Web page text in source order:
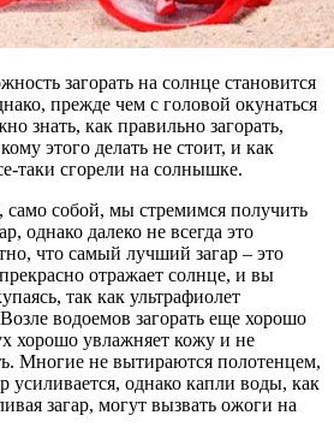
загорать на солнце становится
прежде чем с головой окунаться
знать, как правильно загорать,
этого делать не стоит, и как
таки сгорели на солнышке.
собой, мы стремимся получить
однако далеко не всегда это
что самый лучший загар – это
отражает солнце, и вы
так как ультрафиолет
водоемов загорать еще хорошо
хорошо увлажняет кожу и не
Многие не вытираются полотенцем,
усиливается, однако капли воды, как
загар, могут вызвать ожоги на